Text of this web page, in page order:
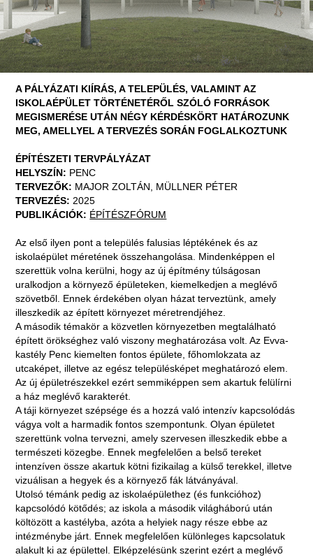
A PÁLYÁZATI KIÍRÁS, A TELEPÜLÉS, VALAMINT AZ
ISKOLAÉPÜLET TÖRTÉNETÉRŐL SZÓLÓ FORRÁSOK
MEGISMERÉSE UTÁN NÉGY KÉRDÉSKÖRT HATÁROZUNK
MEG, AMELLYEL A TERVEZÉS SORÁN FOGLALKOZTUNK
ÉPÍTÉSZETI TERVPÁLYÁZAT
HELYSZÍN: PENC
TERVEZŐK: MAJOR ZOLTÁN, MÜLLNER PÉTER
TERVEZÉS: 2025
PUBLIKÁCIÓK: ÉPÍTÉSZFÓRUM
Az első ilyen pont a település falusias léptékének és az
iskolaépület méretének összehangolása. Mindenképpen el
szerettük volna kerülni, hogy az új építmény túlságosan
uralkodjon a környező épületeken, kiemelkedjen a meglévő
szövetből. Ennek érdekében olyan házat terveztünk, amely
illeszkedik az épített környezet méretrendjéhez.
A második témakör a közvetlen környezetben megtalálható
épített örökséghez való viszony meghatározása volt. Az Evva-
kastély Penc kiemelten fontos épülete, főhomlokzata az
utcaképet, illetve az egész településképet meghatározó elem.
Az új épületrészekkel ezért semmiképpen sem akartuk felülírni
a ház meglévő karakterét.
A táji környezet szépsége és a hozzá való intenzív kapcsolódás
vágya volt a harmadik fontos szempontunk. Olyan épületet
szerettünk volna tervezni, amely szervesen illeszkedik ebbe a
természeti közegbe. Ennek megfelelően a belső tereket
intenzíven össze akartuk kötni fizikailag a külső terekkel, illetve
vizuálisan a hegyek és a környező fák látványával.
Utolsó témánk pedig az iskolaépülethez (és funkcióhoz)
kapcsolódó kötődés; az iskola a második világháború után
költözött a kastélyba, azóta a helyiek nagy része ebbe az
intézménybe járt. Ennek megfelelően különleges kapcsolatuk
alakult ki az épülettel. Elképzelésünk szerint ezért a meglévő